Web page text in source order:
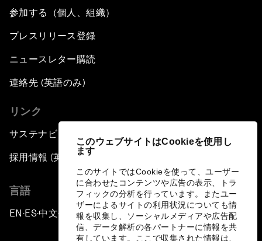
このウェブサイトはCookieを使用し
ます
このサイトではCookieを使って、ユーザー
に合わせたコンテンツや広告の表示、トラ
フィックの分析を行っています。またユー
ザーによるサイトの利用状況についても情
報を収集し、ソーシャルメディアや広告配
信、データ解析の各パートナーに情報を共
有しています。ここで収集された情報は、
参加する（個人、組織）
プレスリリース登録
ニュースレター購読
連絡先 (英語のみ)
リンク
サステナビリティへの取り組み
採用情報 (英語のみ)
言語
EN ▪ES▪中文▪ 日本語